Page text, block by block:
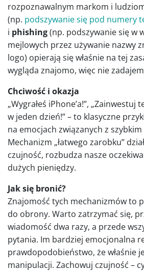
rozpoznawalnym markom i
(np. podszywanie się pod numery
i phishing(np. podszywanie się w
mejlowych przez używanie nazwy
logo) opierają się właśnie na tej
wygląda znajomo, więc nie
Chciwość i okazja
„Wygrałeś iPhone’a!”, „Zainwestuj
w jeden dzień!” – to klasyczne
na emocjach związanych z szybkim
Mechanizm „łatwego zarobku”
czujność, rozbudza nasze
dużych pieniędzy.
Jak się bronić?
Znajomość tych mechanizmów to
do obrony. Warto zatrzymać się,
wiadomość dwa razy, a przede
pytania. Im bardziej emocjonalna
prawdopodobieństwo, że właśnie
manipulacji. Zachowuj czujność –